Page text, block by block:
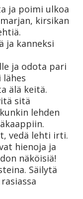
ja poimi ulkoa
kirsikan
ja kanneksi
ja odota pari
lähes
älä keitä.
sitä
lehden
vedä lehti irti.
hienoja ja
näköisiä!
Säilytä